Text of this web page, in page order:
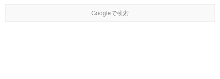
Googleで検索